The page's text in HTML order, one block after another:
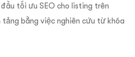
tối ưu SEO cho listing trên
bằng việc nghiên cứu từ khóa